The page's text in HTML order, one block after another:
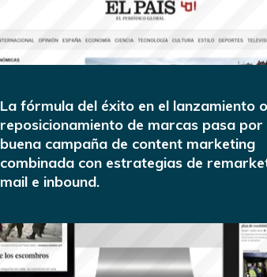
La fórmula del éxito en el lanzamiento o
reposicionamiento de marcas pasa por
buena campaña de content marketing
combinada con estrategias de
mail e inbound.